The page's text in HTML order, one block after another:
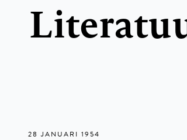
28 JANUARI 1954